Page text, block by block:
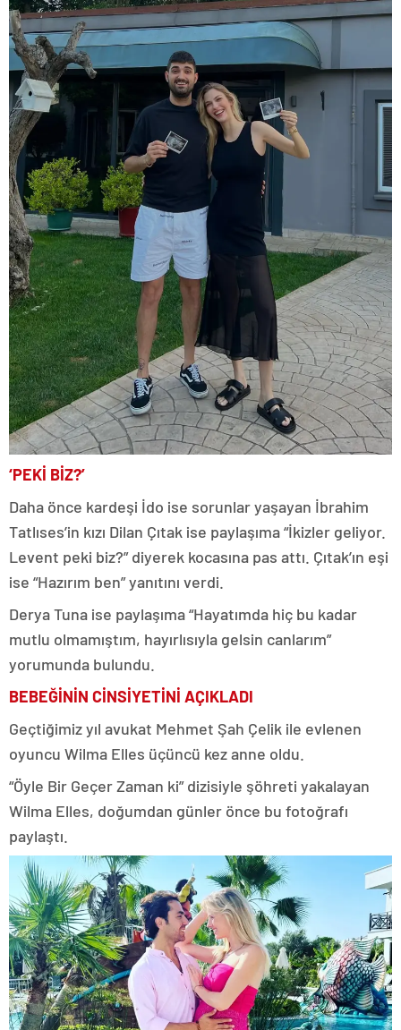
‘PEKİ BİZ?’
Daha önce kardeşi İdo ise sorunlar yaşayan İbrahim
Tatlıses’in kızı Dilan Çıtak ise paylaşıma “İkizler geliyor.
Levent peki biz?” diyerek kocasına pas attı. Çıtak’ın eşi
ise “Hazırım ben” yanıtını verdi.
Derya Tuna ise paylaşıma “Hayatımda hiç bu kadar
mutlu olmamıştım, hayırlısıyla gelsin canlarım”
yorumunda bulundu.
BEBEĞİNİN CİNSİYETİNİ AÇIKLADI
Geçtiğimiz yıl avukat Mehmet Şah Çelik ile evlenen
oyuncu Wilma Elles üçüncü kez anne oldu.
“Öyle Bir Geçer Zaman ki” dizisiyle şöhreti yakalayan
Wilma Elles, doğumdan günler önce bu fotoğrafı
paylaştı.